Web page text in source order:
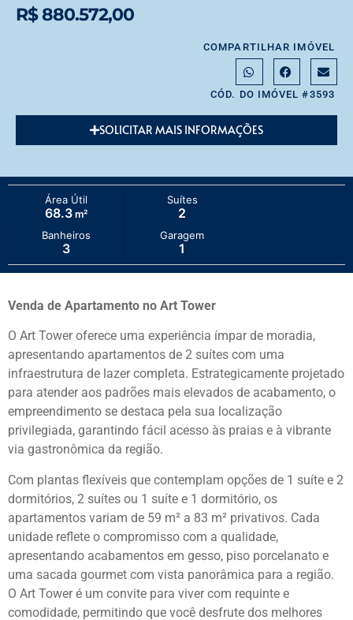
R$ 880.572,00
COMPARTILHAR IMÓVEL
CÓD. DO IMÓVEL #3593
SOLICITAR MAIS INFORMAÇÕES
Área Útil
68.3m²
Suítes
2
Banheiros
3
Garagem
1
Venda de Apartamento no Art Tower
O Art Tower oferece uma experiência ímpar de moradia,
apresentando apartamentos de 2 suítes com uma
infraestrutura de lazer completa. Estrategicamente projetado
para atender aos padrões mais elevados de acabamento, o
empreendimento se destaca pela sua localização
privilegiada, garantindo fácil acesso às praias e à vibrante
via gastronômica da região.
Com plantas flexíveis que contemplam opções de 1 suíte e 2
dormitórios, 2 suítes ou 1 suíte e 1 dormitório, os
apartamentos variam de 59 m² a 83 m² privativos. Cada
unidade reflete o compromisso com a qualidade,
apresentando acabamentos em gesso, piso porcelanato e
uma sacada gourmet com vista panorâmica para a região.
O Art Tower é um convite para viver com requinte e
comodidade, permitindo que você desfrute dos melhores